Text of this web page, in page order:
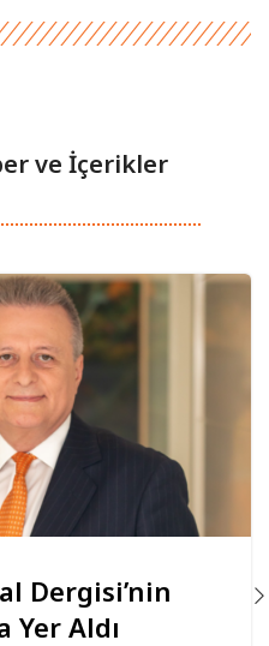
ve İçerikler
Dergisi’nin
Yer Aldı